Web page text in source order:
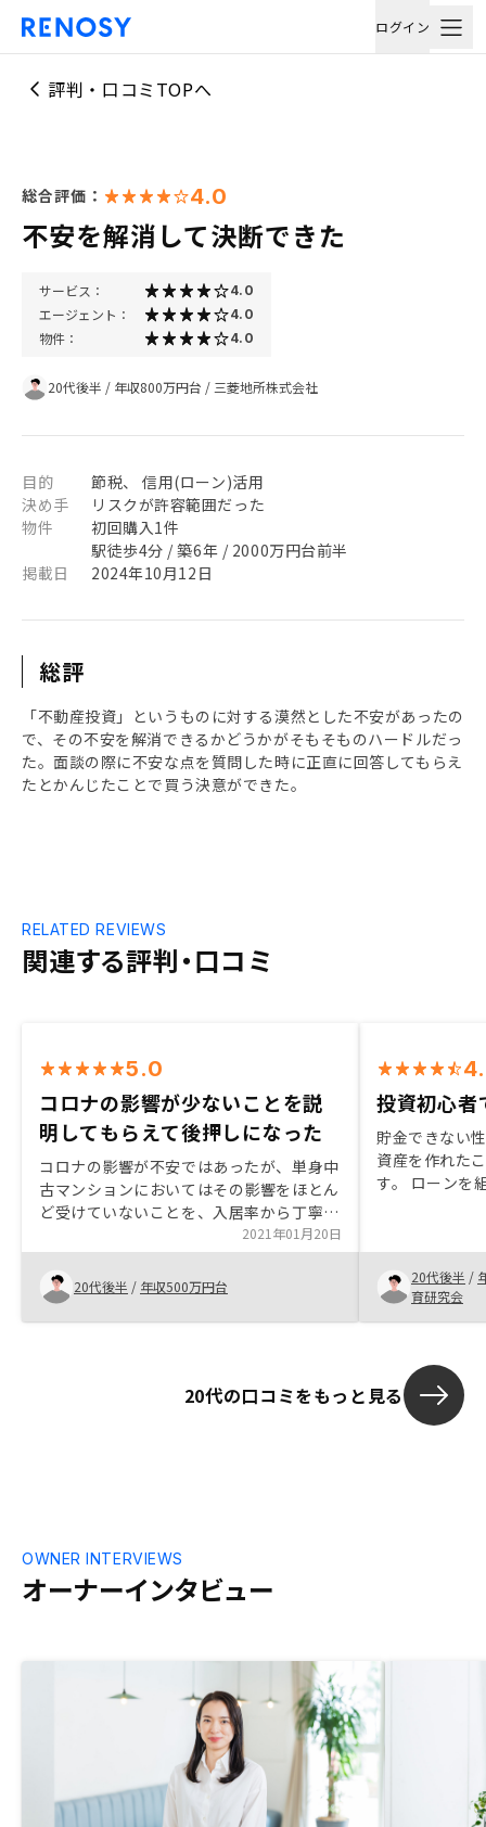
ログイン
評判・口コミTOPへ
総合評価： 4.0
不安を解消して決断できた
サービス： 4.0
エージェント： 4.0
物件： 4.0
20代後半 / 年収800万円台 / 三菱地所株式会社
目的
節税、 信用(ローン)活用
決め手
リスクが許容範囲だった
物件
初回購入1件
駅徒歩4分 / 築6年 / 2000万円台前半
掲載日
2024年10月12日
総評
「不動産投資」というものに対する漠然とした不安があったの
で、その不安を解消できるかどうかがそもそものハードルだっ
た。面談の際に不安な点を質問した時に正直に回答してもらえ
たとかんじたことで買う決意ができた。
関連する評判・口コミ
RELATED REVIEWS
5.0
コロナの影響が少ないことを説
明してもらえて後押しになった
コロナの影響が不安ではあったが、単身中
古マンションにおいてはその影響をほとん
ど受けていないことを、入居率から丁寧に
説明いただき、後押しとなった。2021年01月20日
20代後半 / 年収500万円台
投資初心者
貯金できない
資産を作れた
す。 ローンを
丁寧で親身に
20代後半 /
育研究会
20代の口コミをもっと見る
オーナーインタビュー
OWNER INTERVIEWS